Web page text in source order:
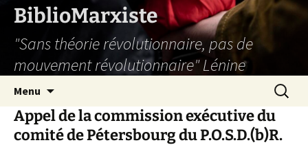
Aller
contenu
BiblioMarxiste
"Sans théorie révolutionnaire, pas de
mouvement révolutionnaire" Lénine
Menu
Appel de la commission exécutive du
comité de Pétersbourg du P.O.S.D.(b)R.